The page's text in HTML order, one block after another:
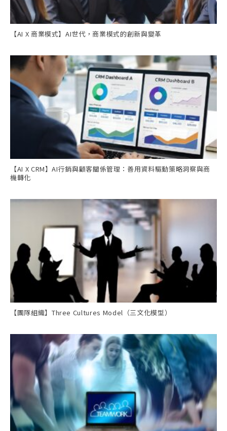
【AI X 商業模式】AI世代，商業模式的創新與變革
【AI X CRM】AI行銷與顧客關係管理：善用資料驅動策略洞察與商
機轉化
【團隊組織】Three Cultures Model（三文化模型）